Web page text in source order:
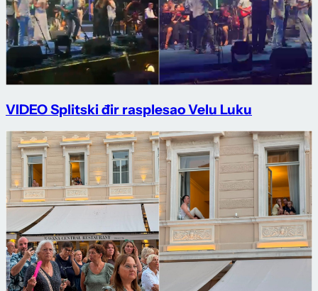
VIDEO Splitski đir rasplesao Velu Luku